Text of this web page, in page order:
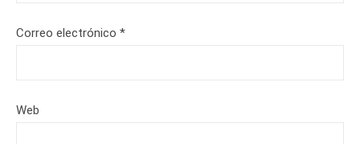
Correo electrónico *
Web